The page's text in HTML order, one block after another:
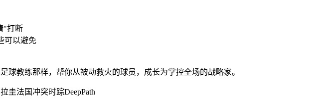
"打断
可以避免
球教练那样，帮你从被动救火的球员，成长为掌控全场的战略家。
拉圭法国冲突时踪DeepPath